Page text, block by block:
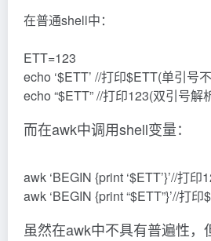
在普通shell中：
ETT=123
echo ‘$ETT’ //打印$ETT(单引号
echo “$ETT” //打印123(双引号解
而在awk中调用shell变量：
awk ‘BEGIN {print ‘$ETT’}’//打
awk ‘BEGIN {print “$ETT”}’//打
虽然在awk中不具有普遍性，